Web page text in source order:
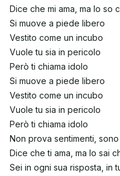
Dice che mi ama, ma lo so
Si muove a piede libero
Vestito come un incubo
Vuole tu sia in pericolo
Però ti chiama idolo
Si muove a piede libero
Vestito come un incubo
Vuole tu sia in pericolo
Però ti chiama idolo
Non prova sentimenti,
Dice che ti ama, ma lo sai
Sei in ogni sua risposta, in